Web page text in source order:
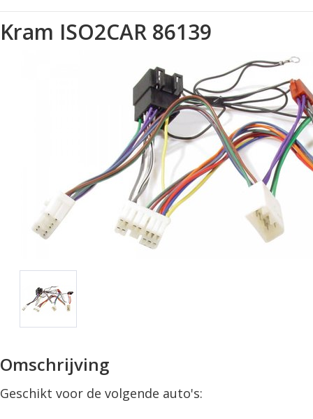
Kram ISO2CAR 86139
Omschrijving
Geschikt voor de volgende auto's: